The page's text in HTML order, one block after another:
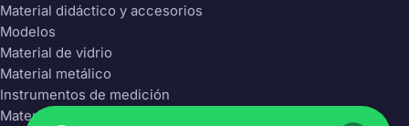
Material didáctico y accesorios
Modelos
Material de vidrio
Material metálico
Instrumentos de medición
Material Plástico